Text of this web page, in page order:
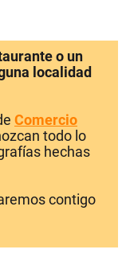
o un
localidad
Comercio
todo lo
hechas
contigo